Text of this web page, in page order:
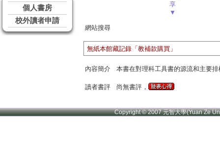
個人書房
校外讀者申請
享
▼
網站搜尋
無紙本館藏記錄「教補款購買」
內容簡介 本書在對理科工具書的源流和主要
讀者書評 尚無書評，
Copyright © 2007 元智大學(Yuan Ze